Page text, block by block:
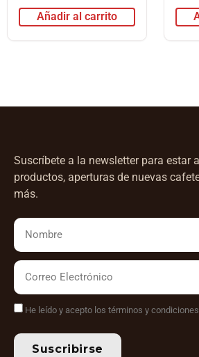
Añadir al carrito
Suscríbete a la newsletter para estar
productos, aperturas de nuevas
más.
He leído y acepto los términos y
Suscribirse